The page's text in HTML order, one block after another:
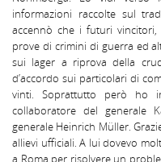
informazioni raccolte sul
accennò che i futuri vincitori,
prove di crimini di guerra ed
sui lager a riprova della
d’accordo sui particolari di
vinti. Soprattutto però ho
collaboratore del generale
generale Heinrich Müller.
allievi ufficiali. A lui dovevo
a Roma per risolvere un